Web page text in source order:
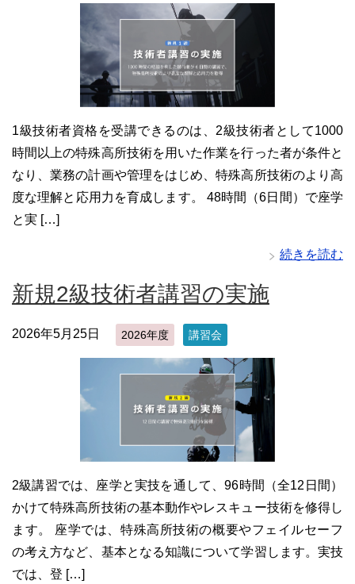
1級技術者資格を受講できるのは、2級技術者として1000
時間以上の特殊高所技術を用いた作業を行った者が条件と
なり、業務の計画や管理をはじめ、特殊高所技術のより高
度な理解と応用力を育成します。 48時間（6日間）で座学
と実 […]
続きを読む
新規2級技術者講習の実施
2026年5月25日 2026年度 講習会
2級講習では、座学と実技を通して、96時間（全12日間）
かけて特殊高所技術の基本動作やレスキュー技術を修得し
ます。 座学では、特殊高所技術の概要やフェイルセーフ
の考え方など、基本となる知識について学習します。実技
では、登 […]